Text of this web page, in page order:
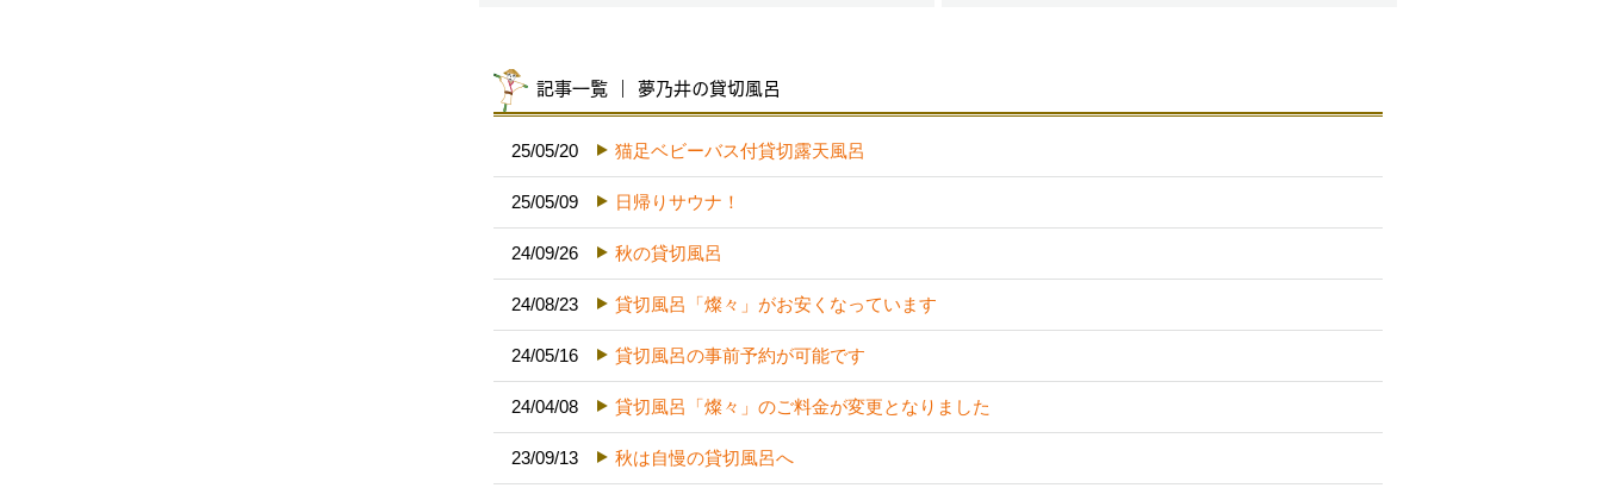
記事一覧 ｜ 夢乃井の貸切風呂
25/05/20 猫足ベビーバス付貸切露天風呂
25/05/09 日帰りサウナ！
24/09/26 秋の貸切風呂
24/08/23 貸切風呂「燦々」がお安くなっています
24/05/16 貸切風呂の事前予約が可能です
24/04/08 貸切風呂「燦々」のご料金が変更となりました
23/09/13 秋は自慢の貸切風呂へ